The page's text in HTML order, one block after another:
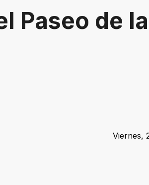
Paseo de
Viernes,